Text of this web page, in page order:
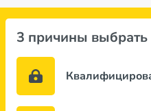
3 причины выбрать